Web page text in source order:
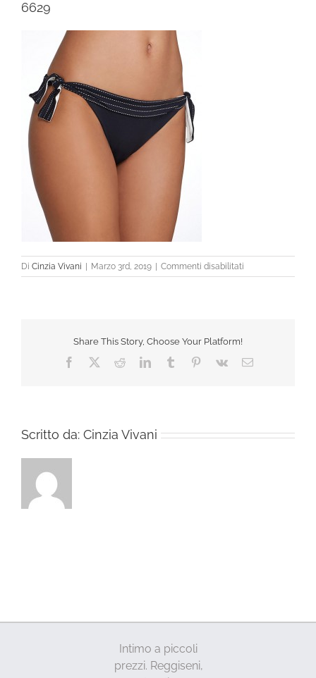
6629
Di Cinzia Vivani Marzo 3rd, 2019 Commenti disabilitati
6629
Share This Story, Choose Your Platform!
Facebook RedditLinkedInTumblr Pinterest
Vk Email
Scritto da: Cinzia Vivani
Intimo a piccoli
prezzi. Reggiseni,